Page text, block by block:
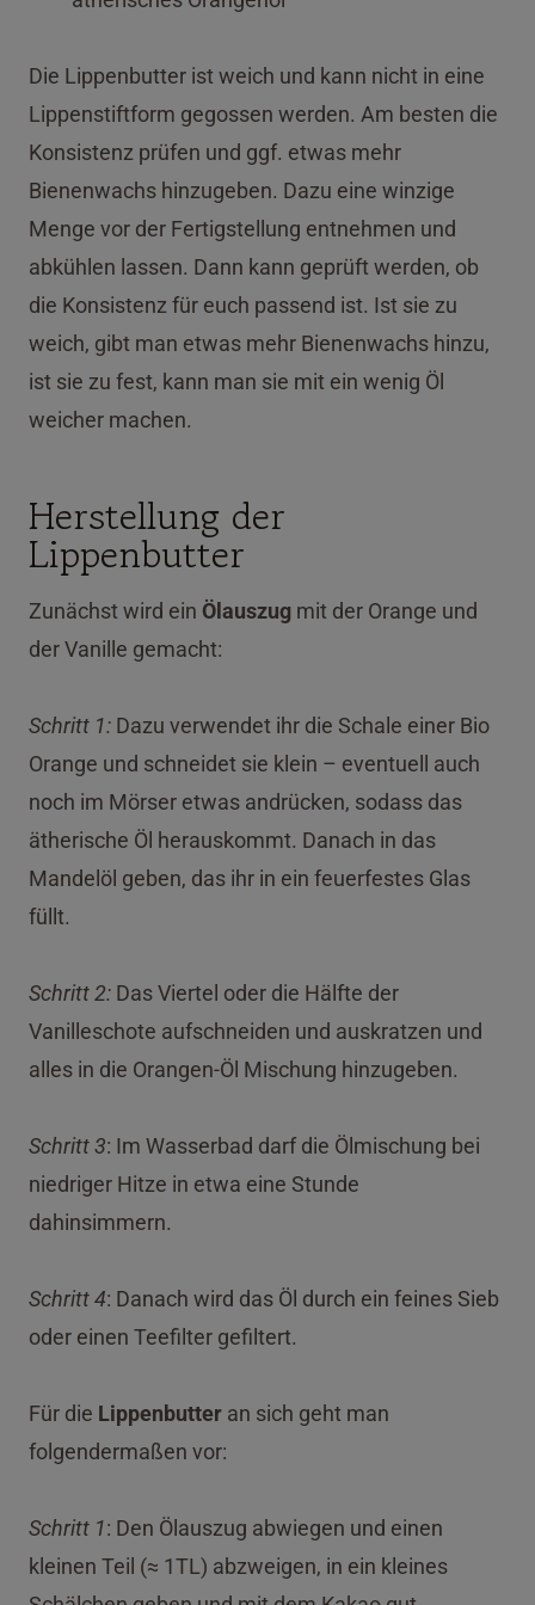
Die Lippenbutter ist weich und kann nicht in eine
Lippenstiftform gegossen werden. Am besten die
Konsistenz prüfen und ggf. etwas mehr
Bienenwachs hinzugeben. Dazu eine winzige
Menge vor der Fertigstellung entnehmen und
abkühlen lassen. Dann kann geprüft werden, ob
die Konsistenz für euch passend ist. Ist sie zu
weich, gibt man etwas mehr Bienenwachs hinzu,
ist sie zu fest, kann man sie mit ein wenig Öl
weicher machen.
Herstellung der
Lippenbutter
Zunächst wird ein Ölauszug mit der Orange und
der Vanille gemacht:
Schritt 1: Dazu verwendet ihr die Schale einer Bio
Orange und schneidet sie klein – eventuell auch
noch im Mörser etwas andrücken, sodass das
ätherische Öl herauskommt. Danach in das
Mandelöl geben, das ihr in ein feuerfestes Glas
füllt.
Schritt 2: Das Viertel oder die Hälfte der
Vanilleschote aufschneiden und auskratzen und
alles in die Orangen-Öl Mischung hinzugeben.
Schritt 3: Im Wasserbad darf die Ölmischung bei
niedriger Hitze in etwa eine Stunde
dahinsimmern.
Schritt 4: Danach wird das Öl durch ein feines Sieb
oder einen Teefilter gefiltert.
Für die Lippenbutter an sich geht man
folgendermaßen vor:
Schritt 1: Den Ölauszug abwiegen und einen
kleinen Teil (≈ 1TL) abzweigen, in ein kleines